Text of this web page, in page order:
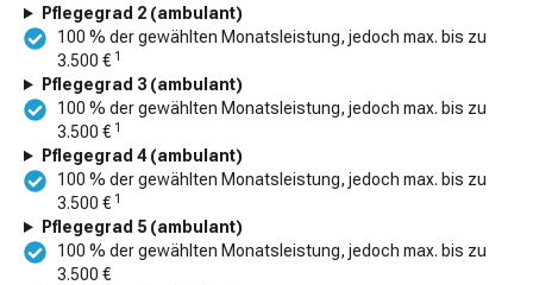
Pflegegrad 2 (ambulant)
100 % der gewählten Monatsleistung, jedoch max. bis zu
3.500 € 1
Pflegegrad 3 (ambulant)
100 % der gewählten Monatsleistung, jedoch max. bis zu
3.500 € 1
Pflegegrad 4 (ambulant)
100 % der gewählten Monatsleistung, jedoch max. bis zu
3.500 € 1
Pflegegrad 5 (ambulant)
100 % der gewählten Monatsleistung, jedoch max. bis zu
3.500 €